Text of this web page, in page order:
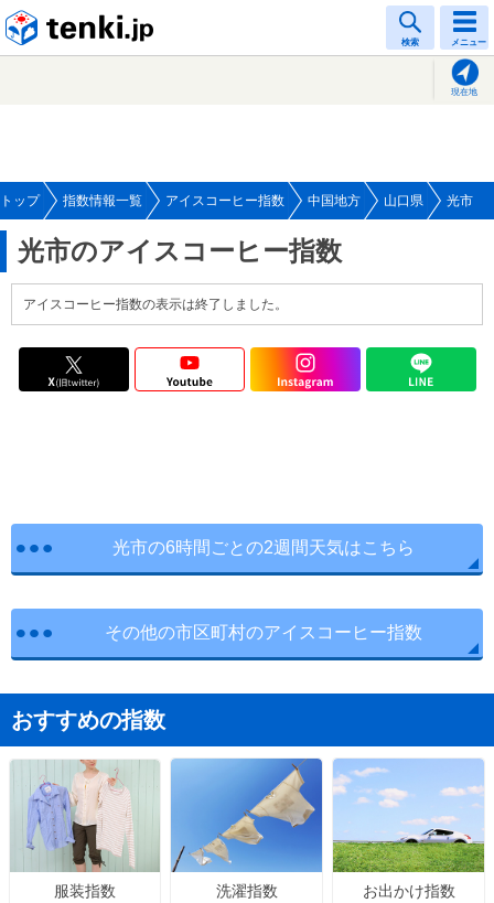
検索 メニュー
現在地
トップ 指数情報一覧 アイスコーヒー指数 中国地方 山口県 光市
光市のアイスコーヒー指数
アイスコーヒー指数の表示は終了しました。
光市の6時間ごとの2週間天気はこちら
その他の市区町村のアイスコーヒー指数
おすすめの指数
服装指数 洗濯指数 お出かけ指数